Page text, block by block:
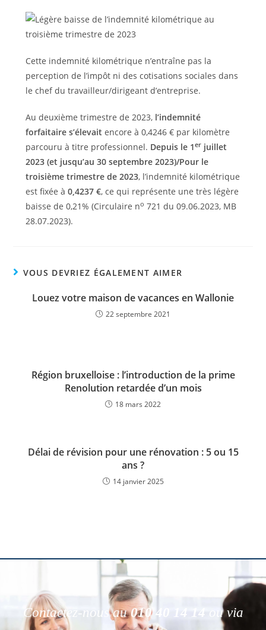
Cette indemnité kilométrique n’entraîne pas la
perception de l’impôt ni des cotisations sociales dans
le chef du travailleur/dirigeant d’entreprise.
Au deuxième trimestre de 2023, l’indemnité
forfaitaire s’élevait encore à 0,4246 € par kilomètre
parcouru à titre professionnel. Depuis le 1erjuillet
2023 (et jusqu’au 30 septembre 2023)/Pour le
troisième trimestre de 2023, l’indemnité kilométrique
est fixée à 0,4237 €, ce qui représente une très légère
baisse de 0,21% (Circulaire no 721 du 09.06.2023, MB
28.07.2023).
VOUS DEVRIEZ ÉGALEMENT AIMER
Louez votre maison de vacances en Wallonie
22 septembre 2021
Région bruxelloise : l’introduction de la prime
Renolution retardée d’un mois
18 mars 2022
Délai de révision pour une rénovation : 5 ou 15
ans ?
14 janvier 2025
Contactez-nous au010 40 14 14
ou via